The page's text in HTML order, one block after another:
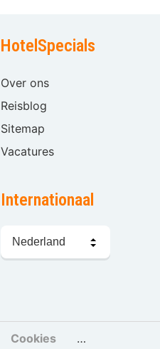
HotelSpecials
Over ons
Reisblog
Sitemap
Vacatures
Internationaal
kiezen
Cookies Cookies